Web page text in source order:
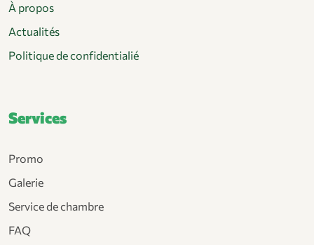
À propos
Actualités
Politique de confidentialié
Services
Promo
Galerie
Service de chambre
FAQ